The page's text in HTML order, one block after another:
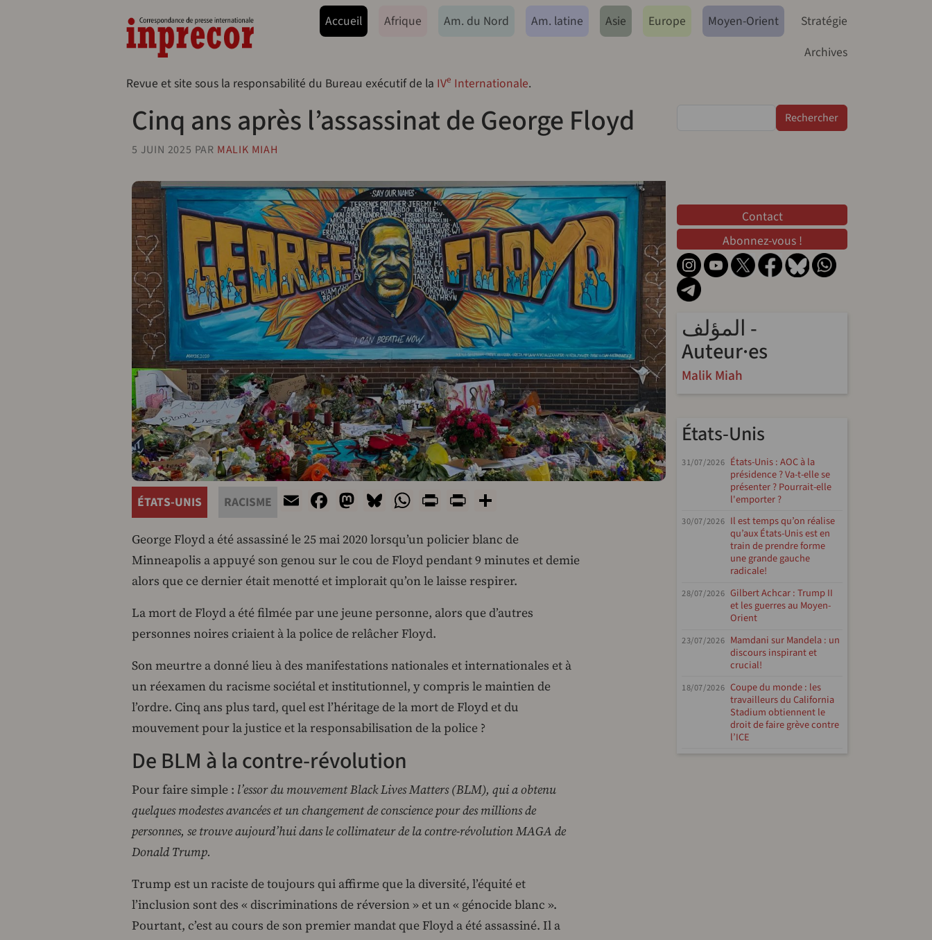
Navegação principal
Accueil Afrique Am. du Nord Am. latine Asie Europe Moyen-Orient
Stratégie
Archives
Revue et site sous la responsabilité du Bureau exécutif de la IVe Internationale.
Cinq ans après l’assassinat de George Floyd
5 JUIN 2025 PAR MALIK MIAH
ÉTATS-UNIS RACISME EmailFacebook
Mastodon
Bluesky
WhatsApp
PrintPrintFriendly
George Floyd a été assassiné le 25 mai 2020 lorsqu’un policier blanc de
Minneapolis a appuyé son genou sur le cou de Floyd pendant 9 minutes et demie
alors que ce dernier était menotté et implorait qu’on le laisse respirer.
La mort de Floyd a été filmée par une jeune personne, alors que d’autres
personnes noires criaient à la police de relâcher Floyd.
Son meurtre a donné lieu à des manifestations nationales et internationales et à
un réexamen du racisme sociétal et institutionnel, y compris le maintien de
l’ordre. Cinq ans plus tard, quel est l’héritage de la mort de Floyd et du
mouvement pour la justice et la responsabilisation de la police ?
DeBLM à la contre-révolution
Pour faire simple : l’essor du mouvement Black Lives Matters (BLM), qui a obtenu
quelques modestes avancées et un changement de conscience pour des millions de
personnes, se trouve aujourd’hui dans le collimateur de la contre-révolution MAGA de
Donald Trump.
Trump est un raciste de toujours qui affirme que la diversité, l’équité et
l’inclusion sont des « discriminations de réversion » et un « génocide blanc ».
Pourtant, c’est au cours de son premier mandat que Floyd a été assassiné. Il a
Contact
Abonnez-vous !
المؤلف -
Auteur·es
Malik Miah
États-Unis
31/07/2026 États-Unis : AOC à la
présidence ? Va-t-elle se
présenter ? Pourrait-elle
l'emporter ?
30/07/2026 Il est temps qu’on réalise
qu’aux États-Unis est en
train de prendre forme
une grande gauche
radicale!
28/07/2026 Gilbert Achcar : Trump II
et les guerres au Moyen-
Orient
23/07/2026 Mamdani sur Mandela : un
discours inspirant et
crucial!
18/07/2026 Coupe du monde : les
travailleurs du California
Stadium obtiennent le
droit de faire grève contre
l’ICE